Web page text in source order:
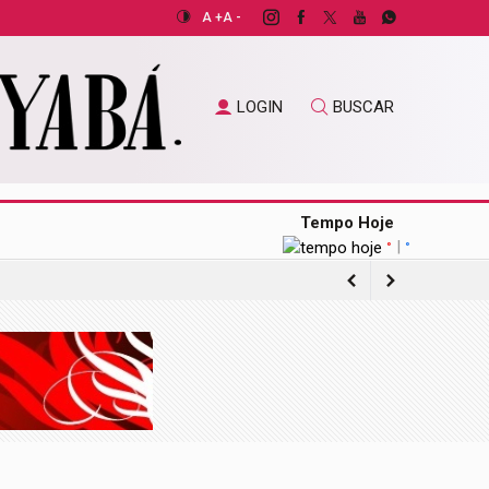
A +A -
LOGIN BUSCAR
Tempo Hoje
° | °
pacientes do SUS